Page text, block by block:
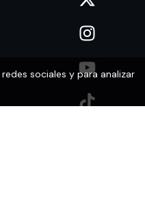
sociales y para analizar